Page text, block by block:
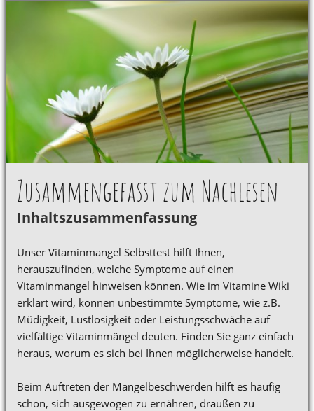
Zusammengefasst zum Nachlesen
Inhaltszusammenfassung
Unser Vitaminmangel Selbsttest hilft Ihnen,
herauszufinden, welche Symptome auf einen
Vitaminmangel hinweisen können. Wie im Vitamine Wiki
erklärt wird, können unbestimmte Symptome, wie z.B.
Müdigkeit, Lustlosigkeit oder Leistungsschwäche auf
vielfältige Vitaminmängel deuten. Finden Sie ganz einfach
heraus, worum es sich bei Ihnen möglicherweise handelt.
Beim Auftreten der Mangelbeschwerden hilft es häufig
schon, sich ausgewogen zu ernähren, draußen zu